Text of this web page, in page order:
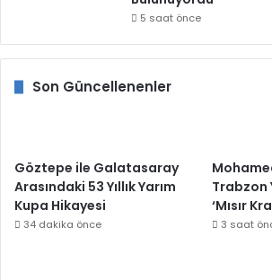
5 saat önce
Son Güncellenenler
Göztepe ile Galatasaray
Arasındaki 53 Yıllık Yarım
Kupa Hikayesi
34 dakika önce
Trabzon
‘Mısır
3 saat